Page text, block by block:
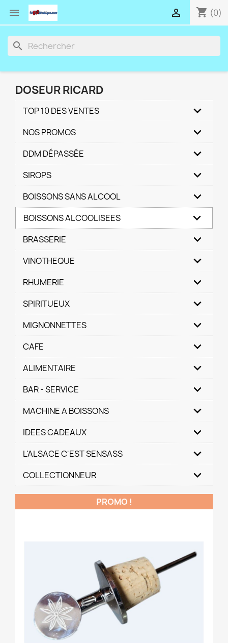
 shopping_cart (0)

search
DOSEUR RICARD
TOP 10 DES VENTES
NOS PROMOS
DDM DÉPASSÉE
SIROPS
BOISSONS SANS ALCOOL
BOISSONS ALCOOLISEES
BRASSERIE
VINOTHEQUE
RHUMERIE
SPIRITUEUX
MIGNONNETTES
CAFE
ALIMENTAIRE
BAR - SERVICE
MACHINE A BOISSONS
IDEES CADEAUX
L'ALSACE C'EST SENSASS
COLLECTIONNEUR
PROMO !